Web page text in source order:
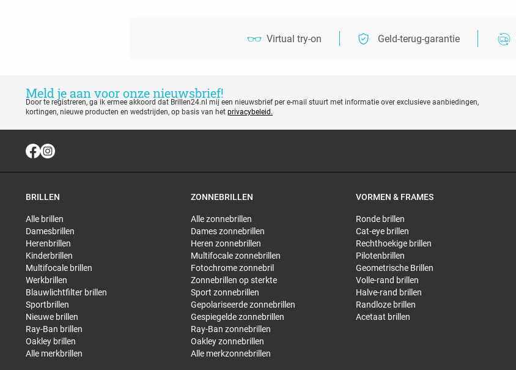
Virtual try-on Geld-terug-garantie
Meld je aan voor onze nieuwsbrief!
Door te registreren, ga ik ermee akkoord dat Brillen24.nl mij een nieuwsbrief per e-mail stuurt met informatie over exclusieve aanbiedingen,
kortingen, nieuwe producten en wedstrijden, op basis van het privacybeleid.
BRILLEN
Alle brillen
Damesbrillen
Herenbrillen
Kinderbrillen
Multifocale brillen
Werkbrillen
Blauwlichtfilter brillen
Sportbrillen
Nieuwe brillen
Ray-Ban brillen
Oakley brillen
Alle merkbrillen
ZONNEBRILLEN
Alle zonnebrillen
Dames zonnebrillen
Heren zonnebrillen
Multifocale zonnebrillen
Fotochrome zonnebril
Zonnebrillen op sterkte
Sport zonnebrillen
Gepolariseerde zonnebrillen
Gespiegelde zonnebrillen
Ray-Ban zonnebrillen
Oakley zonnebrillen
Alle merkzonnebrillen
VORMEN & FRAMES
Ronde brillen
Cat-eye brillen
Rechthoekige brillen
Pilotenbrillen
Geometrische Brillen
Volle-rand brillen
Halve-rand brillen
Randloze brillen
Acetaat brillen